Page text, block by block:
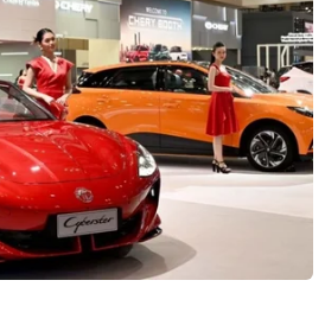
Quy định sử dụng
Hỗ trợ
TTXVN
Quảng cáo